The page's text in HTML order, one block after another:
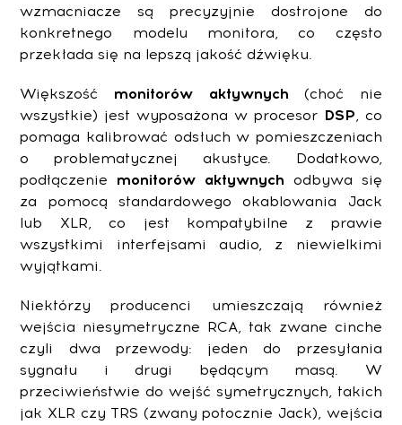
wzmacniacze są precyzyjnie dostrojone do
konkretnego modelu monitora, co często
przekłada się na lepszą jakość dźwięku.
Większość monitorów aktywnych (choć nie
wszystkie) jest wyposażona w procesor DSP, co
pomaga kalibrować odsłuch w pomieszczeniach
o problematycznej akustyce. Dodatkowo,
podłączenie monitorów aktywnych odbywa się
za pomocą standardowego okablowania Jack
lub XLR, co jest kompatybilne z prawie
wszystkimi interfejsami audio, z niewielkimi
wyjątkami.
Niektórzy producenci umieszczają również
wejścia niesymetryczne RCA, tak zwane cinche
czyli dwa przewody: jeden do przesyłania
sygnału i drugi będącym masą. W
przeciwieństwie do wejść symetrycznych, takich
jak XLR czy TRS (zwany potocznie Jack), wejścia